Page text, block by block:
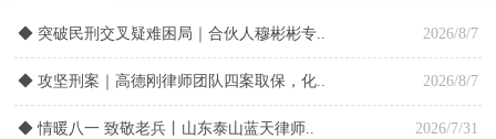
2026/8/7
◆ 突破民刑交叉疑难困局｜合伙人穆彬彬专..
2026/8/7
◆攻坚刑案｜高德刚律师团队四案取保，化..
2026/7/31
◆情暖八一 致敬老兵丨山东泰山蓝天律师..